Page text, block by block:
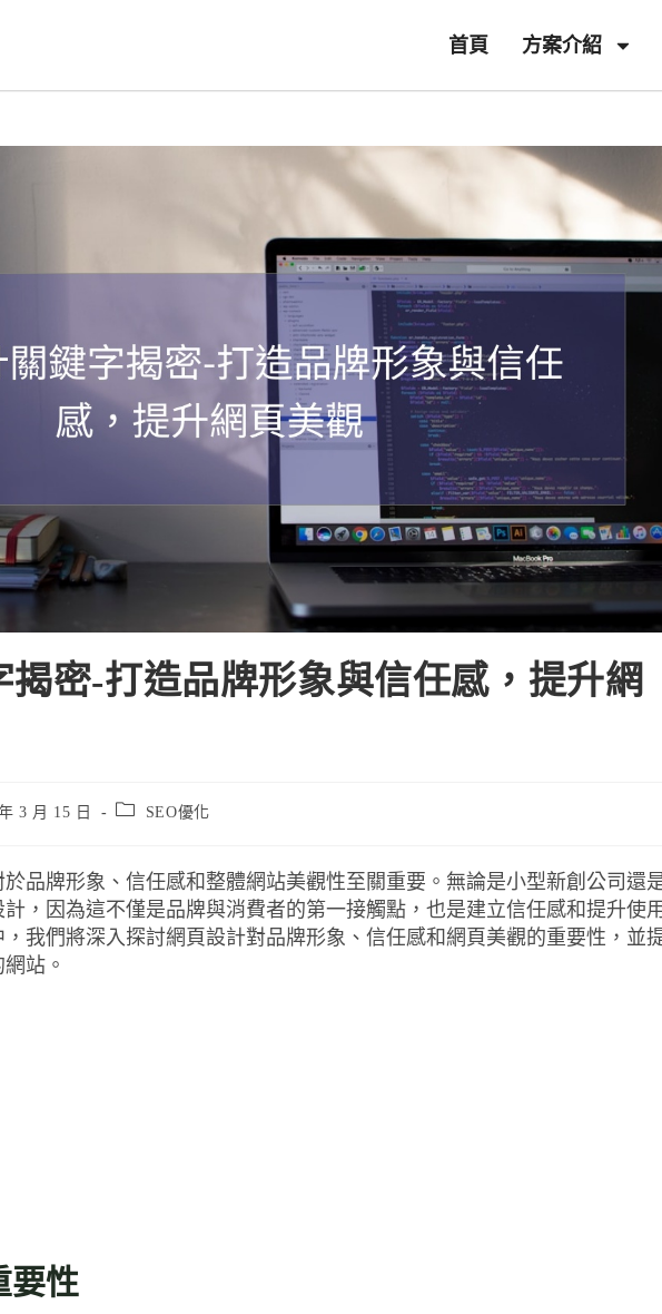
首頁 方案介紹
揭密-打造品牌形象與信任感，提升網
3 月 15 日 SEO優化
品牌形象、信任感和整體網站美觀性至關重要。無論是小型新創公司還
，因為這不僅是品牌與消費者的第一接觸點，也是建立信任感和提升使用
我們將深入探討網頁設計對品牌形象、信任感和網頁美觀的重要性，並
站。
要性